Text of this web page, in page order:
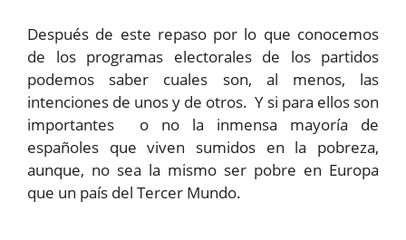
Después de este repaso por lo que conocemos
de los programas electorales de los partidos
podemos saber cuales son, al menos, las
intenciones de unos y de otros. Y si para ellos son
importantes o no la inmensa mayoría de
españoles que viven sumidos en la pobreza,
aunque, no sea la mismo ser pobre en Europa
que un país del Tercer Mundo.